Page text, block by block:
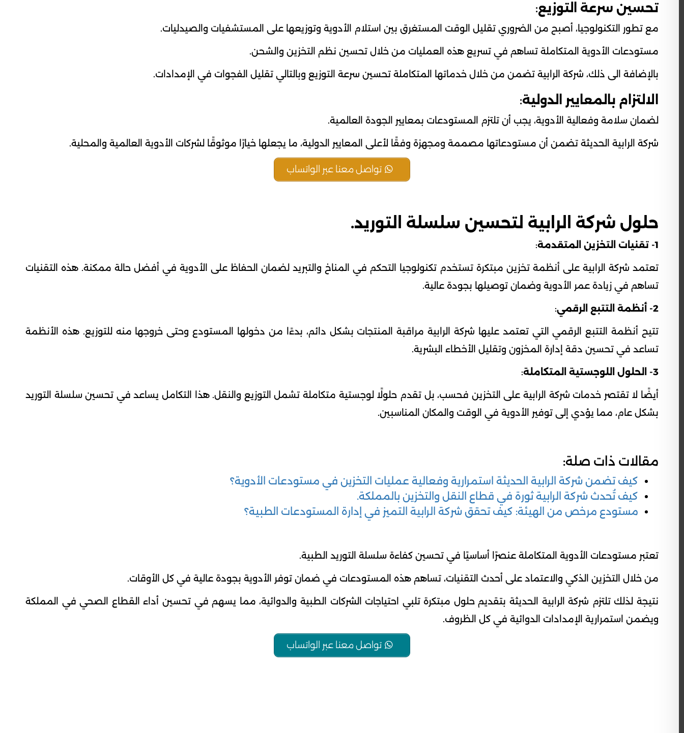
تحسين سرعة التوزيع:
مع تطور التكنولوجيا، أصبح من الضروري تقليل الوقت المستغرق بين استلام الأدوية وتوزيعها على المستشفيات والصيدليات.
مستودعات الأدوية المتكاملة تساهم في تسريع هذه العمليات من خلال تحسين نظم التخزين والشحن.
بالإضافة الى ذلك، شركة الرابية تضمن من خلال خدماتها المتكاملة تحسين سرعة التوزيع وبالتالي تقليل الفجوات في الإمدادات.
الالتزام بالمعايير الدولية:
لضمان سلامة وفعالية الأدوية، يجب أن تلتزم المستودعات بمعايير الجودة العالمية.
شركة الرابية الحديثة تضمن أن مستودعاتها مصممة ومجهزة وفقًا لأعلى المعايير الدولية، ما يجعلها خيارًا موثوقًا لشركات الأدوية العالمية والمحلية.
تواصل معنا عبر الواتساب
حلول شركة الرابية لتحسين سلسلة التوريد.
1- تقنيات التخزين المتقدمة :
تعتمد شركة الرابية على أنظمة تخزين مبتكرة تستخدم تكنولوجيا التحكم في المناخ والتبريد لضمان الحفاظ على الأدوية في أفضل حالة ممكنة. هذه التقنيات
تساهم في زيادة عمر الأدوية وضمان توصيلها بجودة عالية.
2- أنظمة التتبع الرقمي :
تتيح أنظمة التتبع الرقمي التي تعتمد عليها شركة الرابية مراقبة المنتجات بشكل دائم، بدءًا من دخولها المستودع وحتى خروجها منه للتوزيع. هذه الأنظمة
تساعد في تحسين دقة إدارة المخزون وتقليل الأخطاء البشرية.
3- الحلول اللوجستية المتكاملة :
أيضًا لا تقتصر خدمات شركة الرابية على التخزين فحسب، بل تقدم حلولًا لوجستية متكاملة تشمل التوزيع والنقل. هذا التكامل يساعد في تحسين سلسلة التوريد
بشكل عام، مما يؤدي إلى توفير الأدوية في الوقت والمكان المناسبين.
مقالات ذات صلة:
كيف تضمن شركة الرابية الحديثة استمرارية وفعالية عمليات التخزين في مستودعات الأدوية؟
كيف تُحدث شركة الرابية ثورة في قطاع النقل والتخزين بالمملكة.
مستودع مرخص من الهيئة: كيف تحقق شركة الرابية التميز في إدارة المستودعات الطبية؟
تعتبر مستودعات الأدوية المتكاملة عنصرًا أساسيًا في تحسين كفاءة سلسلة التوريد الطبية.
من خلال التخزين الذكي والاعتماد على أحدث التقنيات، تساهم هذه المستودعات في ضمان توفر الأدوية بجودة عالية في كل الأوقات.
نتيجة لذلك تلتزم شركة الرابية الحديثة بتقديم حلول مبتكرة تلبي احتياجات الشركات الطبية والدوائية، مما يسهم في تحسين أداء القطاع الصحي في المملكة
ويضمن استمرارية الإمدادات الدوائية في كل الظروف.
تواصل معنا عبر الواتساب